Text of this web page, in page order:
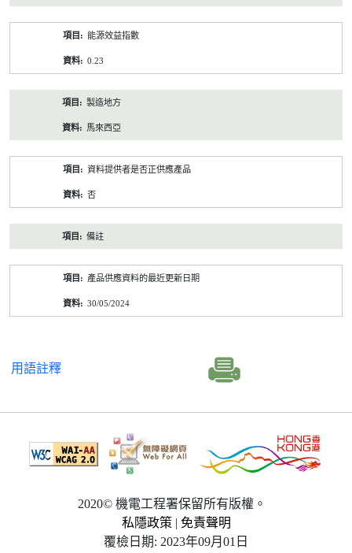
能源效益指數
0.23
製造地方
馬來西亞
資料提供者是否正供應產品
否
備註
產品供應資料的最近更新日期
30/05/2024
用語註釋
2020© 機電工程署保留所有版權。
私隱政策 | 免責聲明
覆檢日期: 2023年09月01日